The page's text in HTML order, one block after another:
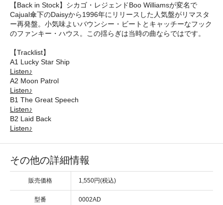
【Back in Stock】シカゴ・レジェンドBoo Williamsが変名で
Cajual傘下のDaisyから1996年にリリースした人気盤がリマスタ
ー再発盤。小気味よいバウンシー・ビートとキャッチーなフック
のファンキー・ハウス。この揺らぎは当時の曲ならではです。
【Tracklist】
A1 Lucky Star Ship
Listen♪
A2 Moon Patrol
Listen♪
B1 The Great Speech
Listen♪
B2 Laid Back
Listen♪
その他の詳細情報
販売価格 1,550円(税込)
型番 0002AD